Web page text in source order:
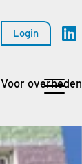
Login
Voor overheden